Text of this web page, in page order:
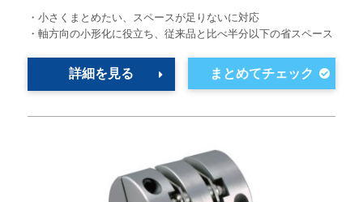
・小さくまとめたい、スペースが足りないに対応
・軸方向の小形化に役立ち、従来品と比べ半分以下の省スペース
詳細を見る